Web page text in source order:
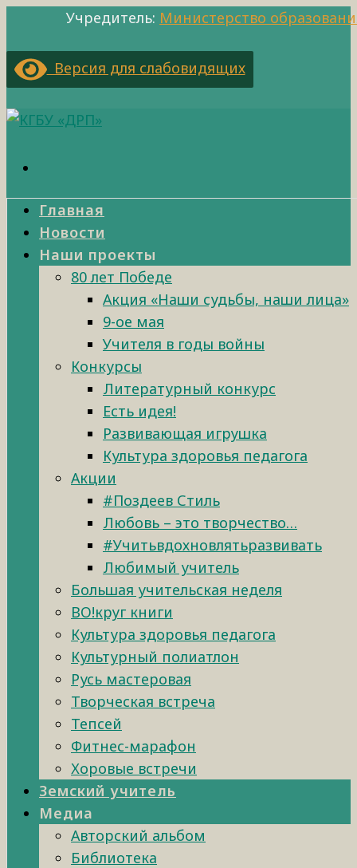
Учредитель: Министерство
Версия для слабовидящих
Главная
Новости
Наши проекты
80 лет Победе
Акция «Наши судьбы, наши лица»
9-ое мая
Учителя в годы войны
Конкурсы
Литературный конкурс
Есть идея!
Развивающая игрушка
Культура здоровья педагога
Акции
#Поздеев Стиль
Любовь – это творчество…
#Учитьвдохновлятьразвивать
Любимый учитель
Большая учительская неделя
ВО!круг книги
Культура здоровья педагога
Культурный полиатлон
Русь мастеровая
Творческая встреча
Тепсей
Фитнес-марафон
Хоровые встречи
Земский учитель
Медиа
Авторский альбом
Библиотека